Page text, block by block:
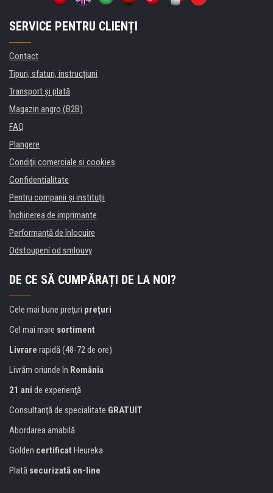
SERVICE PENTRU CLIENȚI
Contact
Tipuri, sfaturi, instrucțiuni
Transport şi plată
Magazin angro (B2B)
FAQ
Plangere
Condiţii comerciale si cookies
Confidentialitate
Pentru companii și instituţii
Închirierea de imprimante
Performanță de înlocuire
Odstoupení od smlouvy
DE CE SĂ CUMPĂRAȚI DE LA NOI?
Cele mai bune preţuri preţuri
Cel mai mare sortiment
Livrare rapidă (48-72 de ore)
Livrăm oriunde în România
21 ani de experienţă
Consultanţă de specialitate GRATUIT
Abordarea amabilă
Golden certificat Heureka
Plată securizată on-line